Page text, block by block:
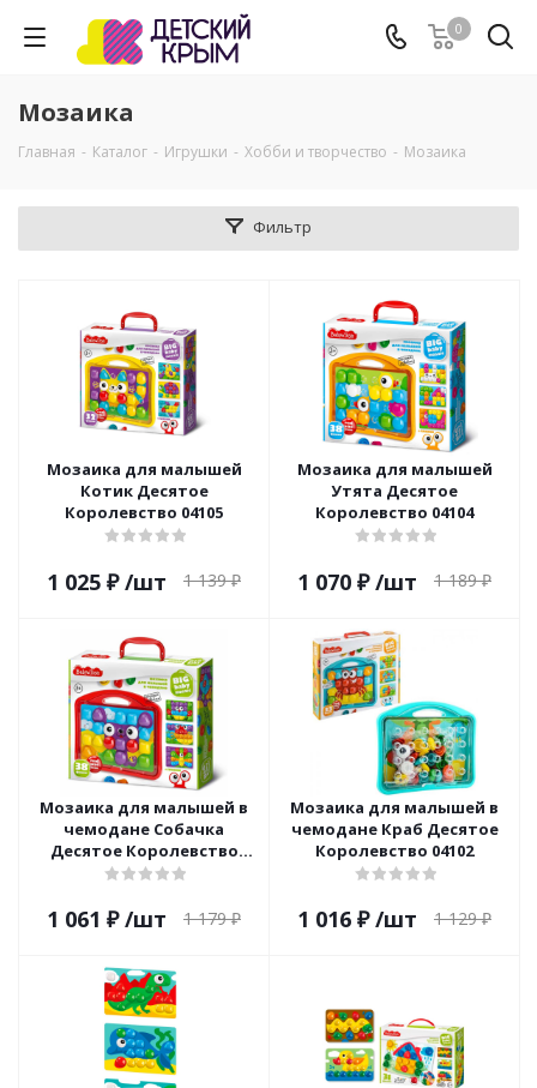
0
Мозаика
Главная - Каталог - Игрушки - Хобби и творчество - Мозаика
Фильтр
Мозаика для малышей
Котик Десятое
Королевство 04105
1 025 ₽ /шт 1 139₽
Мозаика для малышей
Утята Десятое
Королевство 04104
1 070 ₽ /шт 1 189₽
Мозаика для малышей в
чемодане Собачка
Десятое Королевство
04103
1 061 ₽ /шт 1 179₽
Мозаика для малышей в
чемодане Краб Десятое
Королевство 04102
1 016 ₽ /шт 1 129₽